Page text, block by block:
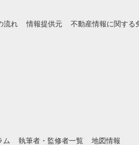
流れ 情報提供元 不動産情報に関する
ム 執筆者・監修者一覧 地図情報